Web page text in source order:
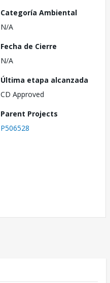
Categoría Ambiental
N/A
Fecha de Cierre
N/A
Última etapa alcanzada
CD Approved
Parent Projects
P506528